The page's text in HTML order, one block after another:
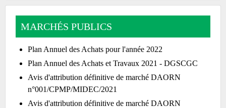
MARCHÉS PUBLICS
Plan Annuel des Achats pour l'année 2022
Plan Annuel des Achats et Travaux 2021 - DGSCGC
Avis d'attribution définitive de marché DAORN
n°001/CPMP/MIDEC/2021
Avis d'attribution définitive de marché DAORN